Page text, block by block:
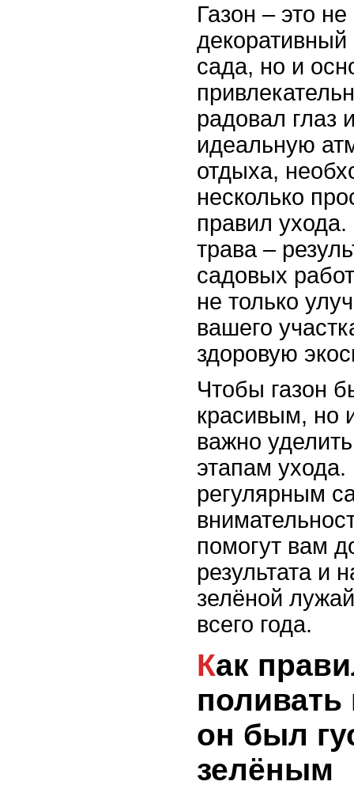
Газон – это
сада, но и
радовал глаз
идеальную
отдыха,
несколько
правил ухода.
трава –
садовых
не только
вашего
здоровую
Чтобы газон
красивым, но
важно
этапам
регулярным
помогут вам
результата и
зелёной
всего года.
Как правильно
поливать
он был
зелёным